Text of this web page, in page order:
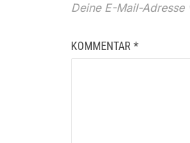
Deine E-Mail-
KOMMENTAR *